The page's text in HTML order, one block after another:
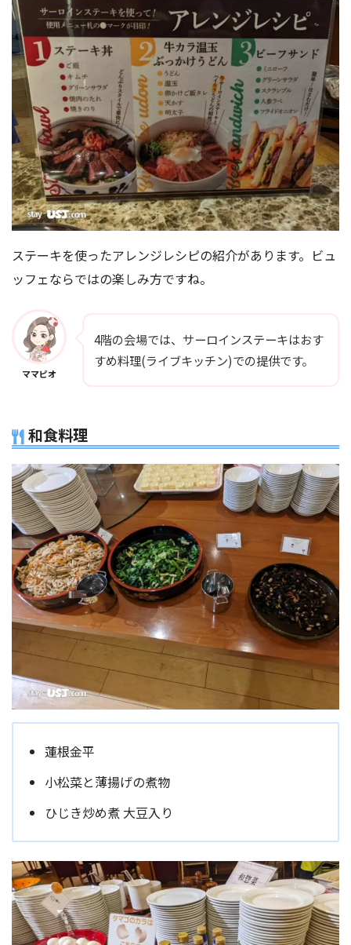
ステーキを使ったアレンジレシピの紹介があります。ビュ
ッフェならではの楽しみ方ですね。
ママピオ
4階の会場では、サーロインステーキはおす
すめ料理(ライブキッチン)での提供です。
和食料理
蓮根金平
小松菜と薄揚げの煮物
ひじき炒め煮 大豆入り